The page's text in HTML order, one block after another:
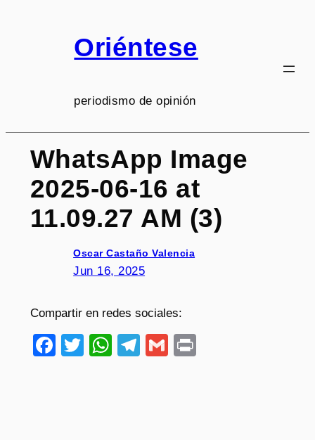
Oriéntese
periodismo de opinión
WhatsApp Image
2025-06-16 at
11.09.27 AM (3)
Oscar Castaño Valencia
Jun 16, 2025
Compartir en redes sociales:
Facebook
TwitterWhatsApp
Telegram
Gmail